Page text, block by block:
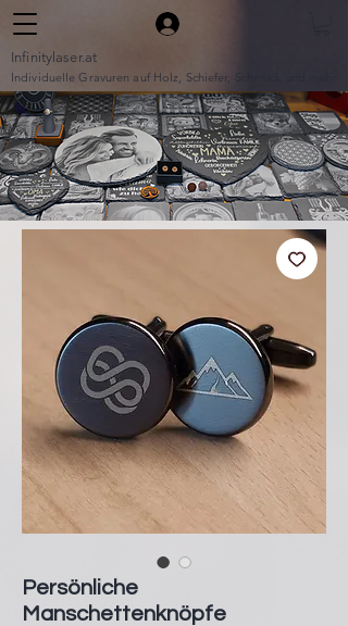
Infinitylaser.at
Individuelle Gravuren auf Holz, Schiefer, Schmuck und mehr
Persönliche
Manschettenknöpfe